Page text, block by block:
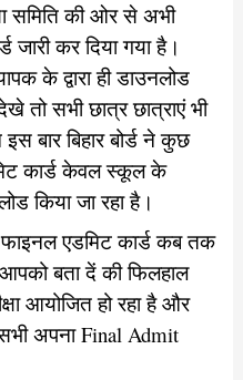
समिति की ओर से अभी
जारी कर दिया गया है।
के द्वारा ही डाउनलोड
तो सभी छात्र छात्राएं भी
बार बिहार बोर्ड ने कुछ
कार्ड केवल स्कूल के
किया जा रहा है।
एडमिट कार्ड कब तक
आपको बता दें की फिलहाल
आयोजित हो रहा है और
अपना Final Admit